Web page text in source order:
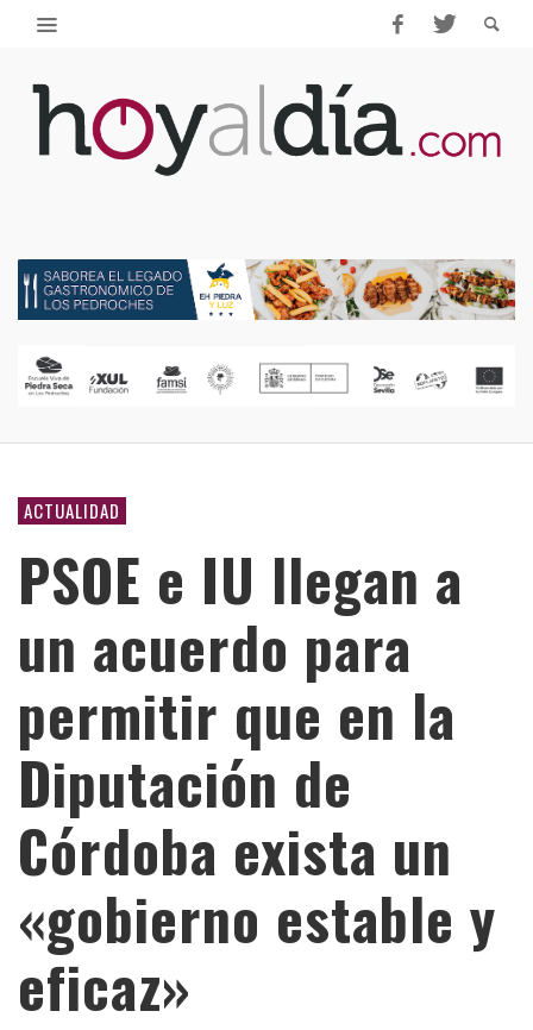
ACTUALIDAD
PSOE e IU llegan a
un acuerdo para
permitir que en la
Diputación de
Córdoba exista un
«gobierno estable y
eficaz»